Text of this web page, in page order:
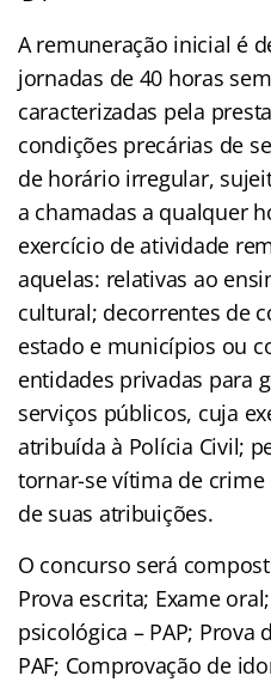
A remuneração inicial é
jornadas de 40 horas
caracterizadas pela
condições precárias de
de horário irregular,
a chamadas a qualquer
exercício de atividade
aquelas: relativas ao
cultural; decorrentes de
estado e municípios ou
entidades privadas para
serviços públicos, cuja
atribuída à Polícia Civil;
tornar-se vítima de
de suas atribuições.
O concurso será
Prova escrita; Exame
psicológica – PAP; Prova
PAF; Comprovação de